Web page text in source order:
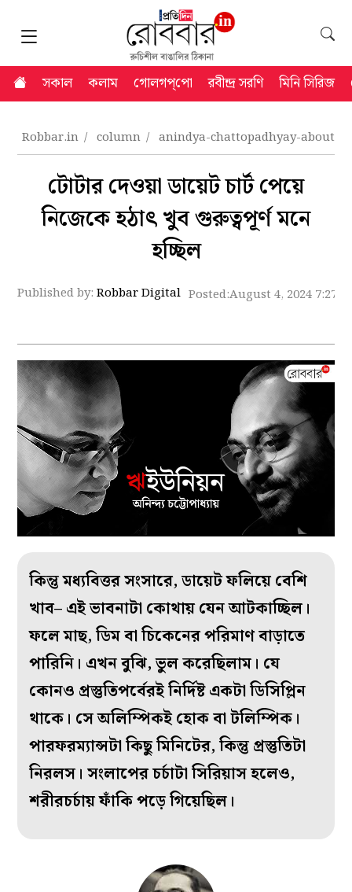
সকাল কলাম গোলগপ্‌পো রবীন্দ্র সরণি মিনি সিরিজ
Robbar.in column anindya-chattopadhyay-about-
টোটার দেওয়া ডায়েট চার্ট পেয়ে
নিজেকে হঠাৎ খুব গুরুত্বপূর্ণ মনে
হচ্ছিল
Published by:Robbar Digital Posted:August 4, 2024 7:27
কিন্তু মধ‌্যবিত্তর সংসারে, ডায়েট ফলিয়ে বেশি
খাব– এই ভাবনাটা কোথায় যেন আটকাচ্ছিল।
ফলে মাছ, ডিম বা চিকেনের পরিমাণ বাড়াতে
পারিনি। এখন বুঝি, ভুল করেছিলাম। যে
কোনও প্রস্তুতিপর্বেরই নির্দিষ্ট একটা ডিসিপ্লিন
থাকে। সে অলিম্পিকই হোক বা টলিম্পিক।
পারফরম‌্যান্সটা কিছু মিনিটের, কিন্তু প্রস্তুতিটা
নিরলস। সংলাপের চর্চাটা সিরিয়াস হলেও,
শরীরচর্চায় ফাঁকি পড়ে গিয়েছিল।